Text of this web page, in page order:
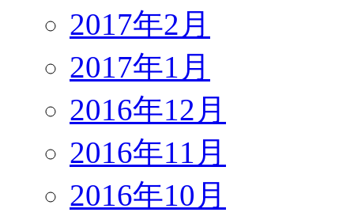
2017年2月
2017年1月
2016年12月
2016年11月
2016年10月